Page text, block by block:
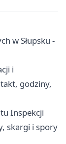
w Słupsku -
i
godziny,
Inspekcji
skargi i spory